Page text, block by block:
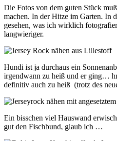
Die Fotos von dem guten Stück
machen. In der Hitze im Garten. In
gesehen, was ich wirklich
langwieriger.
Hundi ist ja durchaus ein
irgendwann zu heiß und er ging…
definitiv auch zu heiß (trotz des
Ein bisschen viel Hauswand
gut den Fischbund, glaub ich …